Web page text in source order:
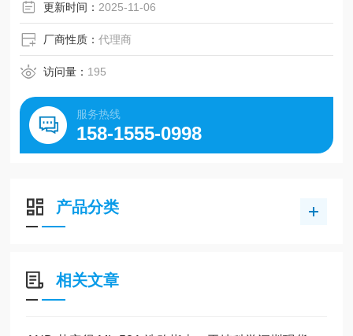
更新时间： 2025-11-06
厂商性质：代理商
访问量： 195
服务热线
158-1555-0998
产品分类
相关文章